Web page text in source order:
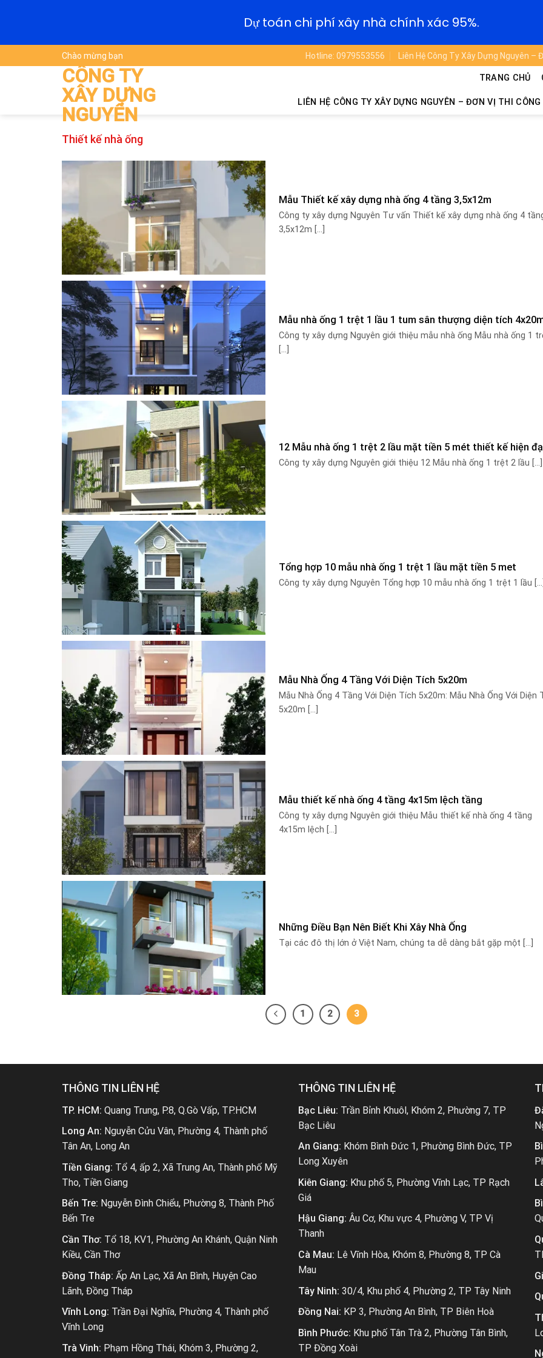
to
Chào mừng bạn Hotline: 0979553556 Liên Hệ Công Ty Xây Dựng Nguyên –
CÔNG TY
XÂY DỰNG
NGUYÊN
TRANG CHỦ
LIÊN HỆ CÔNG TY XÂY DỰNG NGUYÊN – ĐƠN VỊ THI
Thiết kế nhà ống
Mẫu Thiết kế xây dựng nhà ống 4 tầng 3,5x12m
Công ty xây dựng Nguyên Tư vấn Thiết kế xây dựng nhà ống 4
3,5x12m [...]
Mẫu nhà ống 1 trệt 1 lầu 1 tum sân thượng diện tích
Công ty xây dựng Nguyên giới thiệu mẫu nhà ống Mẫu nhà ống 1
[...]
12 Mẫu nhà ống 1 trệt 2 lầu mặt tiền 5 mét thiết kế hiện
Công ty xây dựng Nguyên giới thiệu 12 Mẫu nhà ống 1 trệt 2 lầu [...]
Tổng hợp 10 mẫu nhà ống 1 trệt 1 lầu mặt tiền 5 met
Công ty xây dựng Nguyên Tổng hợp 10 mẫu nhà ống 1 trệt 1 lầu [...]
Mẫu Nhà Ống 4 Tầng Với Diện Tích 5x20m
Mẫu Nhà Ống 4 Tầng Với Diện Tích 5x20m: Mẫu Nhà Ống Với Diện
5x20m [...]
Mẫu thiết kế nhà ống 4 tầng 4x15m lệch tầng
Công ty xây dựng Nguyên giới thiệu Mẫu thiết kế nhà ống 4 tầng
4x15m lệch [...]
Những Điều Bạn Nên Biết Khi Xây Nhà Ống
Tại các đô thị lớn ở Việt Nam, chúng ta dễ dàng bắt gặp một [...]
1 2 3
THÔNG TIN LIÊN HỆ
TP. HCM: Quang Trung, P.8, Q.Gò Vấp, TP.HCM
Long An: Nguyễn Cửu Vân, Phường 4, Thành phố
Tân An, Long An
Tiền Giang: Tổ 4, ấp 2, Xã Trung An, Thành phố Mỹ
Tho, Tiền Giang
Bến Tre: Nguyễn Đình Chiểu, Phường 8, Thành Phố
Bến Tre
Cần Thơ: Tổ 18, KV1, Phường An Khánh, Quận Ninh
Kiều, Cần Thơ
Đồng Tháp: Ấp An Lạc, Xã An Bình, Huyện Cao
Lãnh, Đồng Tháp
Vĩnh Long: Trần Đại Nghĩa, Phường 4, Thành phố
Vĩnh Long
Trà Vinh: Phạm Hồng Thái, Khóm 3, Phường 2,
THÔNG TIN LIÊN HỆ
Bạc Liêu: Trần Bỉnh Khuôl, Khóm 2, Phường 7, TP
Bạc Liêu
An Giang: Khóm Bình Đức 1, Phường Bình Đức, TP
Long Xuyên
Kiên Giang: Khu phố 5, Phường Vĩnh Lạc, TP Rạch
Giá
Hậu Giang: Âu Cơ, Khu vực 4, Phường V, TP Vị
Thanh
Cà Mau: Lê Vĩnh Hòa, Khóm 8, Phường 8, TP Cà
Mau
Tây Ninh: 30/4, Khu phố 4, Phường 2, TP Tây Ninh
Đồng Nai: KP 3, Phường An Bình, TP Biên Hoà
Bình Phước: Khu phố Tân Trà 2, Phường Tân Bình,
TP Đồng Xoài
Dự toán chi phí xây nhà chính xác 95%.